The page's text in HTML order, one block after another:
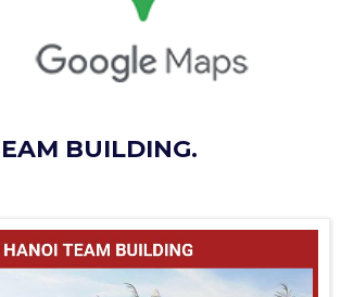
BUILDING.